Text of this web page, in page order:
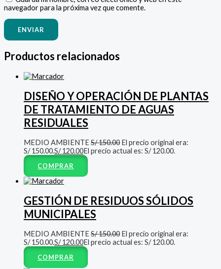
navegador para la próxima vez que comente.
Productos relacionados
DISEÑO Y OPERACIÓN DE PLANTAS
DE TRATAMIENTO DE AGUAS
RESIDUALES
MEDIO AMBIENTE S/150.00 El precio original era:
S/ 150.00.S/120.00El precio actual es: S/ 120.00.
COMPRAR
GESTIÓN DE RESIDUOS SÓLIDOS
MUNICIPALES
MEDIO AMBIENTE S/150.00 El precio original era:
S/ 150.00.S/120.00El precio actual es: S/ 120.00.
COMPRAR